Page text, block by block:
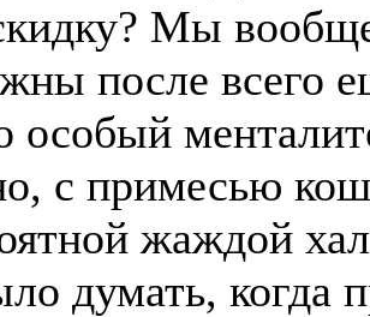
Мы
после всего
особый
с примесью
жаждой
думать, когда